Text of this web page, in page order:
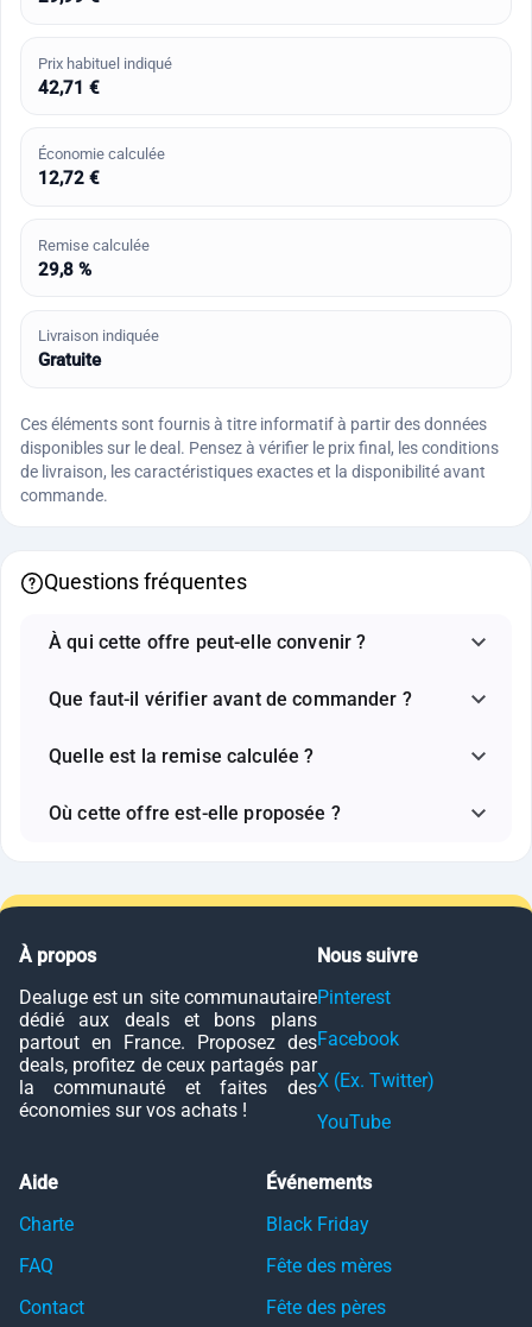
Prix habituel indiqué
42,71 €
Économie calculée
12,72 €
Remise calculée
29,8 %
Livraison indiquée
Gratuite
Ces éléments sont fournis à titre informatif à partir des données
disponibles sur le deal. Pensez à vérifier le prix final, les conditions
de livraison, les caractéristiques exactes et la disponibilité avant
commande.
Questions fréquentes
À qui cette offre peut-elle convenir ?
Que faut-il vérifier avant de commander ?
Quelle est la remise calculée ?
Où cette offre est-elle proposée ?
À propos
Dealuge est un site communautaire
dédié aux deals et bons plans
partout en France. Proposez des
deals, profitez de ceux partagés par
la communauté et faites des
économies sur vos achats !
Nous suivre
Pinterest
Facebook
X (Ex. Twitter)
YouTube
Aide
Charte
FAQ
Contact
Événements
Black Friday
Fête des mères
Fête des pères